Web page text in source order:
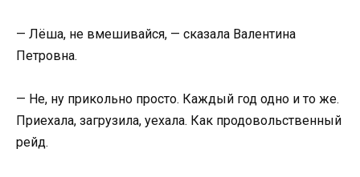
— Лёша, не вмешивайся, — сказала Валентина
Петровна.
— Не, ну прикольно просто. Каждый год одно и то же.
Приехала, загрузила, уехала. Как продовольственный
рейд.